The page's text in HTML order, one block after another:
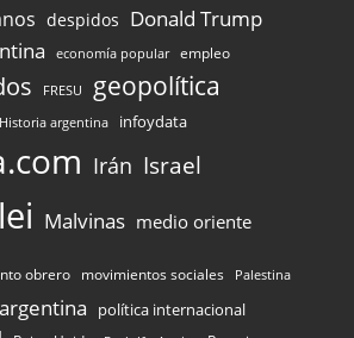
despidos Donald Trump
economía popular empleo
FRESU geopolítica
Historia argentina infoydata
Irán Israel
Malvinas medio oriente
obrero movimientos sociales Palestina
política internacional